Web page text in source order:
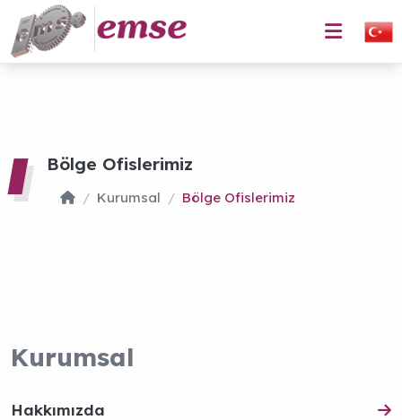
Bölge Ofislerimiz
Kurumsal Bölge Ofislerimiz
Kurumsal
Hakkımızda